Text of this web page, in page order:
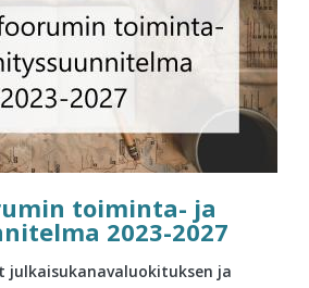
toiminta- ja
2023-2027
julkaisukanavaluokituksen ja